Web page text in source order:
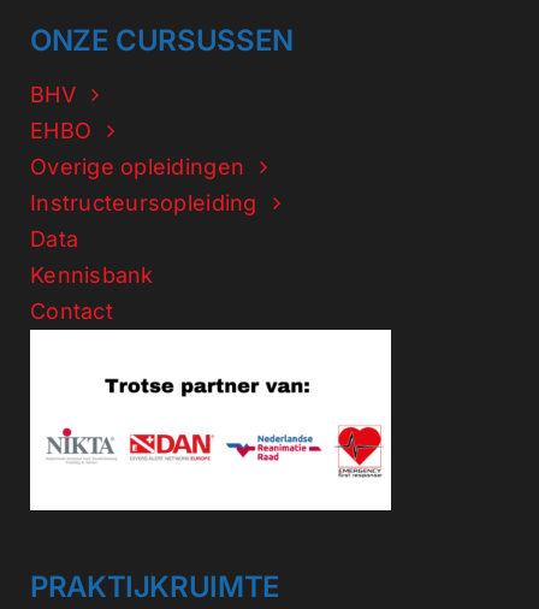
ONZE CURSUSSEN
BHV
EHBO
Overige opleidingen
Instructeursopleiding
Data
Kennisbank
Contact
PRAKTIJKRUIMTE